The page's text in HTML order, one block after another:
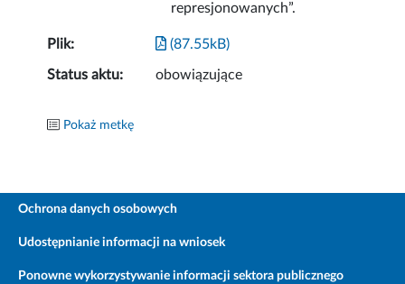
represjonowanych”.
Plik: (87.55kB)
Status aktu: obowiązujące
Pokaż metkę
Ochrona danych osobowych
Udostępnianie informacji na wniosek
Ponowne wykorzystywanie informacji sektora publicznego